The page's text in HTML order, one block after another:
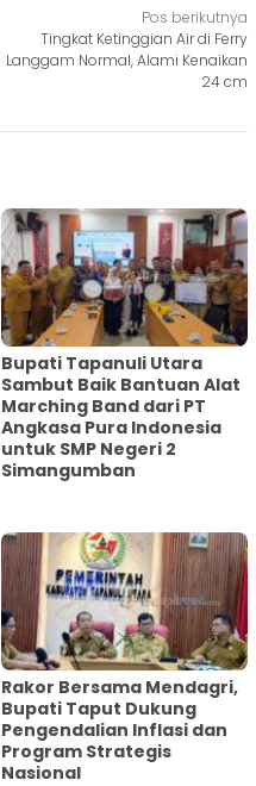
Pos berikutnya
Tingkat Ketinggian Air di Ferry
Langgam Normal, Alami Kenaikan
24 cm
Bupati Tapanuli Utara
Sambut Baik Bantuan Alat
Marching Band dari PT
Angkasa Pura Indonesia
untuk SMP Negeri 2
Simangumban
Rakor Bersama Mendagri,
Bupati Taput Dukung
Pengendalian Inflasi dan
Program Strategis
Nasional‎